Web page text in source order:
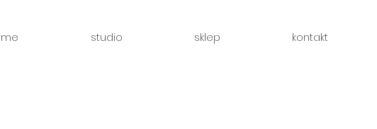
studio sklep kontakt